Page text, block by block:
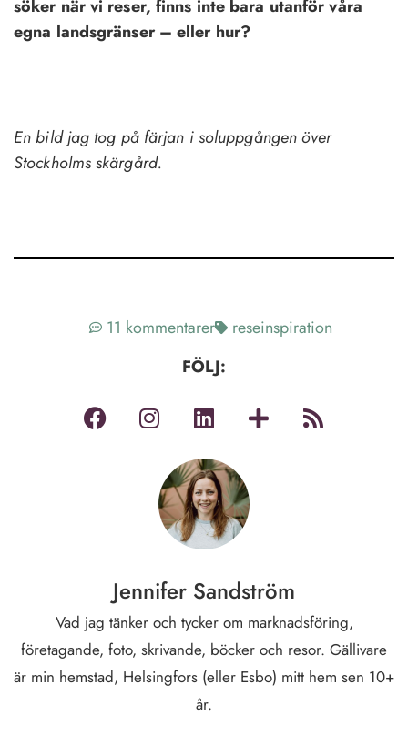
söker när vi reser, finns inte bara utanför våra
egna landsgränser – eller hur?
En bild jag tog på färjan i soluppgången över
Stockholms skärgård.
11 kommentarer
reseinspiration
FÖLJ:
Jennifer Sandström
Vad jag tänker och tycker om marknadsföring,
företagande, foto, skrivande, böcker och resor. Gällivare
är min hemstad, Helsingfors (eller Esbo) mitt hem sen 10+
år.